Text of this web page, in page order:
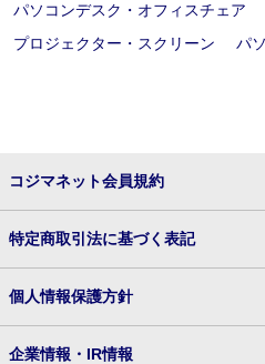
パソコンデスク・オフィスチェア
プロジェクター・スクリーン
パ
コジマネット会員規約
特定商取引法に基づく表記
個人情報保護方針
企業情報・IR情報